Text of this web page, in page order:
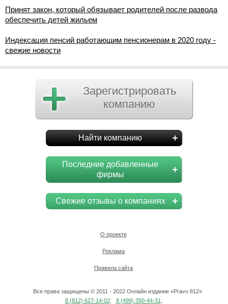
Принят закон, который обязывает родителей после развода
обеспечить детей жильем
Индексация пенсий работающим пенсионерам в 2020 году -
свежие новости
Зарегистрировать
компанию
Найти компанию
Последние добавленные
фирмы
Свежие отзывы о компаниях
О проекте
Реклама
Правила сайта
Все права защищены © 2011 - 2022 Онлайн издание «Pravo 812»
8 (812) 627-14-02; 8 (499) 350-44-31 ;